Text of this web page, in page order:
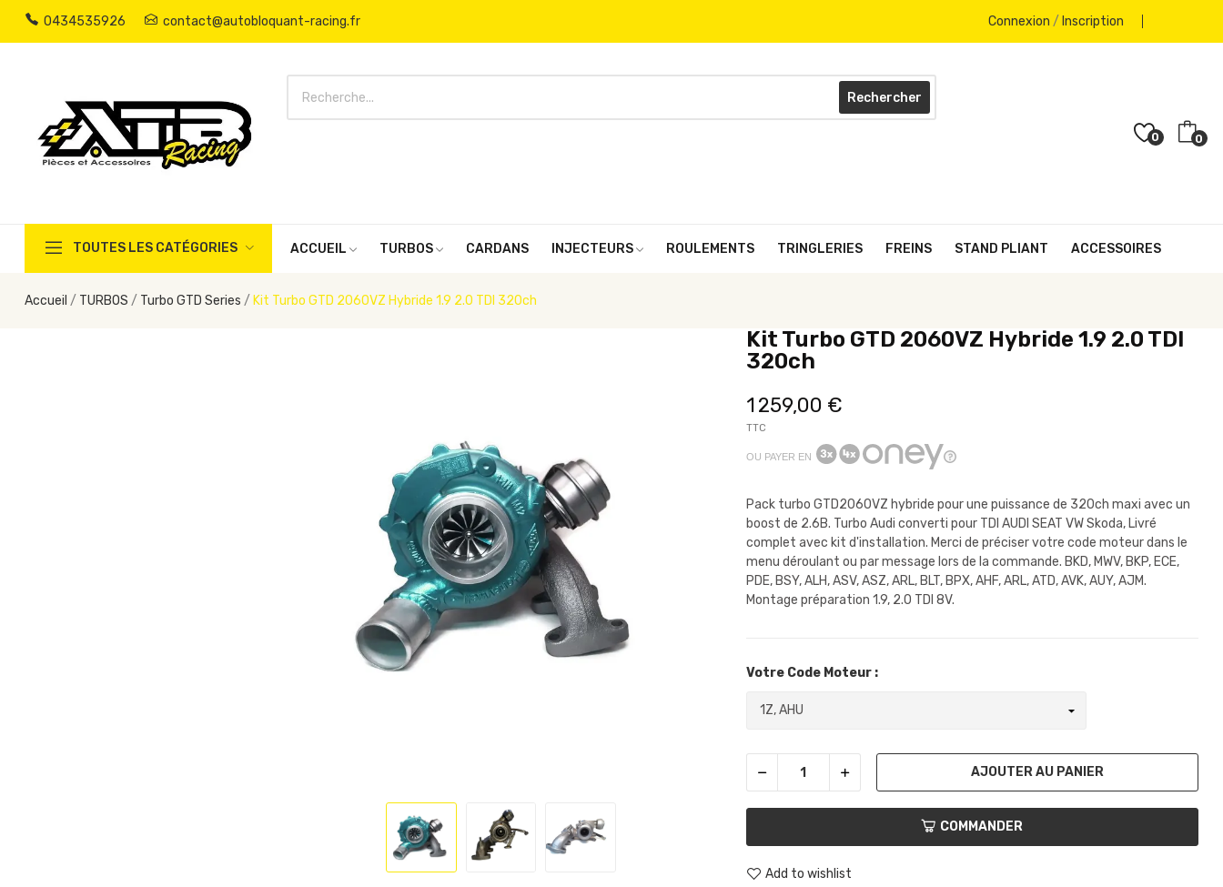
0434535926 contact@autobloquant-racing.fr Connexion / Inscription
Rechercher
0 0
TOUTES LES CATÉGORIES ACCUEIL TURBOS CARDANS INJECTEURS ROULEMENTS TRINGLERIES FREINS STAND PLIANT ACCESSOIRES
Accueil TURBOS Turbo GTD Series Kit Turbo GTD 2060VZ Hybride 1.9 2.0 TDI 320ch
Kit Turbo GTD 2060VZ Hybride 1.9 2.0 TDI
320ch
1 259,00 €
TTC
OU PAYER EN
Pack turbo GTD2060VZ hybride pour une puissance de 320ch maxi avec un
boost de 2.6B. Turbo Audi converti pour TDI AUDI SEAT VW Skoda, Livré
complet avec kit d'installation. Merci de préciser votre code moteur dans le
menu déroulant ou par message lors de la commande. BKD, MWV, BKP, ECE,
PDE, BSY, ALH, ASV, ASZ, ARL, BLT, BPX, AHF, ARL, ATD, AVK, AUY, AJM.
Montage préparation 1.9, 2.0 TDI 8V.
Votre Code Moteur :
AJOUTER AU PANIER
COMMANDER
Add to wishlist